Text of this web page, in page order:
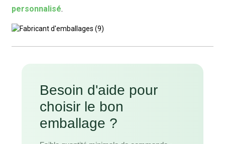
personnalisé.
Besoin d'aide pour
choisir le bon
emballage ?